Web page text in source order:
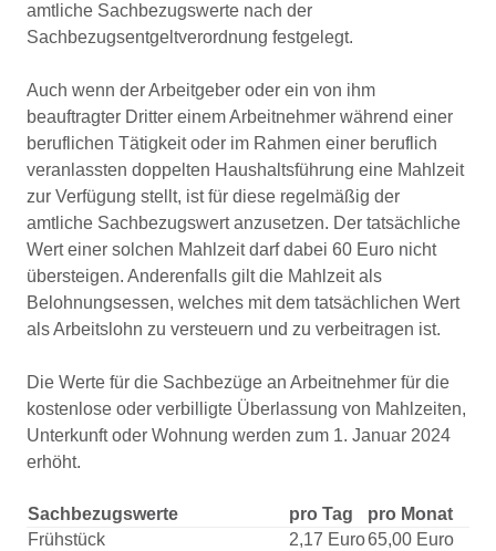
amtliche Sachbezugswerte nach der
Sachbezugsentgeltverordnung festgelegt.
Auch wenn der Arbeitgeber oder ein von ihm
beauftragter Dritter einem Arbeitnehmer während einer
beruflichen Tätigkeit oder im Rahmen einer beruflich
veranlassten doppelten Haushaltsführung eine Mahlzeit
zur Verfügung stellt, ist für diese regelmäßig der
amtliche Sachbezugswert anzusetzen. Der tatsächliche
Wert einer solchen Mahlzeit darf dabei 60 Euro nicht
übersteigen. Anderenfalls gilt die Mahlzeit als
Belohnungsessen, welches mit dem tatsächlichen Wert
als Arbeitslohn zu versteuern und zu verbeitragen ist.
Die Werte für die Sachbezüge an Arbeitnehmer für die
kostenlose oder verbilligte Überlassung von Mahlzeiten,
Unterkunft oder Wohnung werden zum 1. Januar 2024
erhöht.
Sachbezugswerte pro Tag
pro Monat
Frühstück
2,17 Euro65,00 Euro